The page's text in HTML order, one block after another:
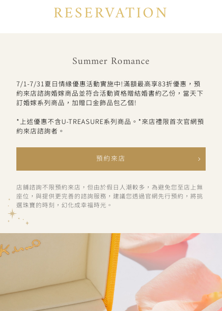
RESERVATION
Summer Romance
7/1-7/31夏日情緣優惠活動實施中!滿額最高享83折優惠，預
約來店諮詢婚嫁商品並符合活動資格贈結婚書約乙份，當天下
訂婚嫁系列商品，加贈口金飾品包乙個!
*上述優惠不含U-TREASURE系列商品。*來店禮限首次官網預
約來店諮詢者。
預約來店
店鋪諮詢不限預約來店，但由於假日人潮較多，為避免您至店上無
座位，與提供更完善的諮詢服務，建議您透過官網先行預約，將挑
選珠寶的時刻，幻化成幸福時光。